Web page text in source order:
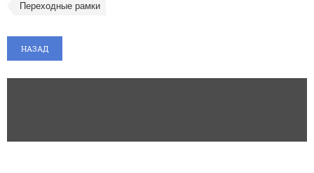
Переходные рамки
НАЗАД